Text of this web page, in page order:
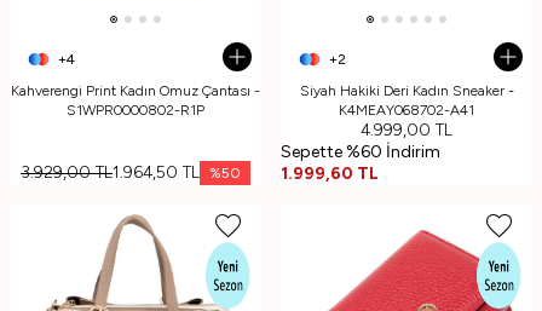
+4
Kahverengi Print Kadın Omuz Çantası -
S1WPR0000802-R1P
3.929,00TL1.964,50 TL %50
+2
Siyah Hakiki Deri Kadın Sneaker -
K4MEAY068702-A41
4.999,00 TL
Sepette %60 İndirim
1.999,60 TL